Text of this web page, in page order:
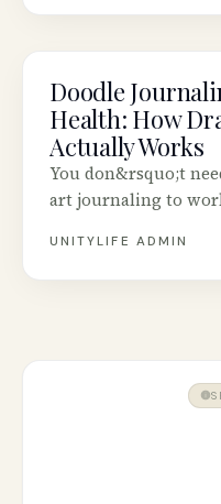
MENTAL HEALTH
Doodle
Health: How
Actually Works
You don&rsquo;t
art journaling to
that take five minutes.
UNITYLIFE ADMIN